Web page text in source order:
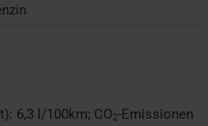
6,3 l/100km; CO2-Emissionen